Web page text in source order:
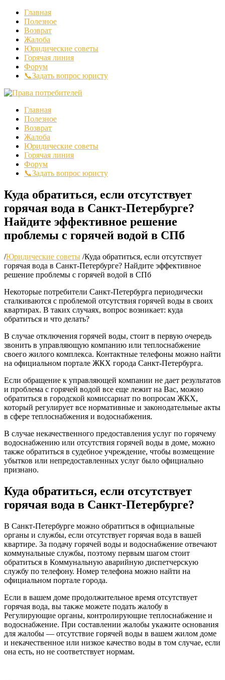
Главная
Полезное
Возврат
Жалоба
Юридические советы
Горячая линия
Форум
📞Задать вопрос юристу
Главная
Полезное
Возврат
Жалоба
Юридические советы
Горячая линия
Форум
📞Задать вопрос юристу
Куда обратиться, если отсутствует
горячая вода в Санкт-Петербурге?
Найдите эффективное решение
проблемы с горячей водой в СПб
/Юридические советы /Куда обратиться, если отсутствует
горячая вода в Санкт-Петербурге? Найдите эффективное
решение проблемы с горячей водой в СПб
Некоторые потребители Санкт-Петербурга периодически
сталкиваются с проблемой отсутствия горячей воды в своих
квартирах. В таких случаях, вопрос возникает: куда
обратиться и что делать?
В случае отключения горячей воды, стоит в первую очередь
звонить в управляющую компанию или теплоснабжение
своего жилого комплекса. Контактные телефоны можно найти
на официальном портале ЖКХ города Санкт-Петербурга.
Если обращение к управляющей компании не дает результатов
и проблема с горячей водой все еще лежит на Вас, можно
обратиться в городской комиссариат по вопросам ЖКХ,
который регулирует все нормативные и законодательные акты
в сфере теплоснабжения и водоснабжения.
В случае некачественного предоставления услуг по горячему
водоснабжению или отсутствия горячей воды в доме, можно
также обратиться в судебное учреждение, чтобы возмещение
убытков или непредоставленных услуг было официально
признано.
Куда обратиться, если отсутствует
горячая вода в Санкт-Петербурге?
В Санкт-Петербурге можно обратиться в официальные
органы и службы, если отсутствует горячая вода в вашей
квартире. За подачу горячей воды и водоснабжение отвечают
коммунальные службы, поэтому первым шагом стоит
обратиться в Коммунальную аварийную диспетчерскую
службу по телефону. Номер телефона можно найти на
официальном портале города.
Если в вашем доме продолжительное время отсутствует
горячая вода, вы также можете подать жалобу в
Регулирующие органы, контролирующие теплоснабжение и
водоснабжение. При составлении жалобы укажите основания
для жалобы — отсутствие горячей воды в вашем жилом доме
и некачественное или низкое качество воды в том случае, если
она есть, но не соответствует нормам.